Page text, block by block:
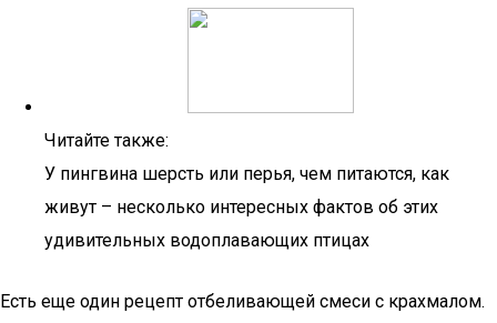
Читайте также:
У пингвина шерсть или перья, чем питаются, как
живут – несколько интересных фактов об этих
удивительных водоплавающих птицах
Есть еще один рецепт отбеливающей смеси с крахмалом.